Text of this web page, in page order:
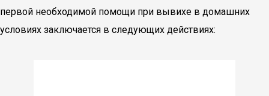
первой необходимой помощи при вывихе в домашних
условиях заключается в следующих действиях: